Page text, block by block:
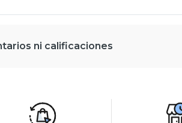
ni calificaciones